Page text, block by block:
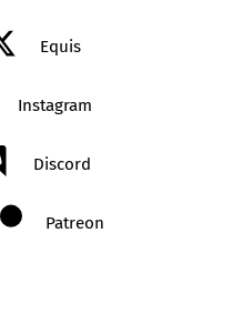
Equis
Instagram
Discord
Patreon